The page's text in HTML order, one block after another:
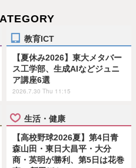
教育ICT
【夏休み2026】東大メタバー
ス工学部、生成AIなどジュニ
ア講座6選
2026.7.30 Thu 11:15
生活・健康
【高校野球2026夏】第4日青
森山田・東日大昌平・大分
商・英明が勝利、第5日は花巻